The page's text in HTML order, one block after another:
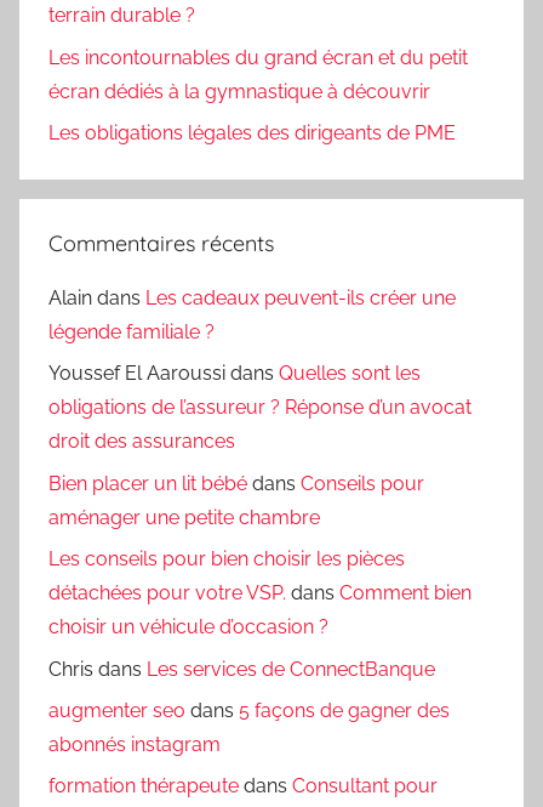
terrain durable ?
Les incontournables du grand écran et du petit
écran dédiés à la gymnastique à découvrir
Les obligations légales des dirigeants de PME
Commentaires récents
Alain dans Les cadeaux peuvent-ils créer une
légende familiale ?
Youssef El Aaroussi dans Quelles sont les
obligations de l’assureur ? Réponse d’un avocat
droit des assurances
Bien placer un lit bébé dans Conseils pour
aménager une petite chambre
Les conseils pour bien choisir les pièces
détachées pour votre VSP. dans Comment bien
choisir un véhicule d’occasion ?
Chris dans Les services de ConnectBanque
augmenter seo dans 5 façons de gagner des
abonnés instagram
formation thérapeute dans Consultant pour